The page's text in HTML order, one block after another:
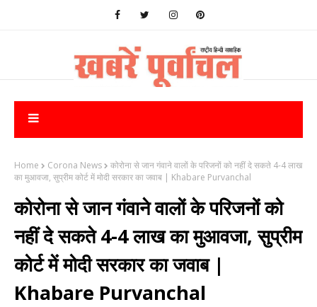
Home Corona News
कोरोना से जान गंवाने वालों के परिजनों को नहीं दे सकते 4-4 लाख
का मुआवजा, सुप्रीम कोर्ट में मोदी सरकार का जवाब | Khabare Purvanchal
कोरोना से जान गंवाने वालों के परिजनों को
नहीं दे सकते 4-4 लाख का मुआवजा, सुप्रीम
कोर्ट में मोदी सरकार का जवाब |
Khabare Purvanchal